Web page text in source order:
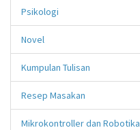
Psikologi
Novel
Kumpulan Tulisan
Resep Masakan
Mikrokontroller dan Robotika